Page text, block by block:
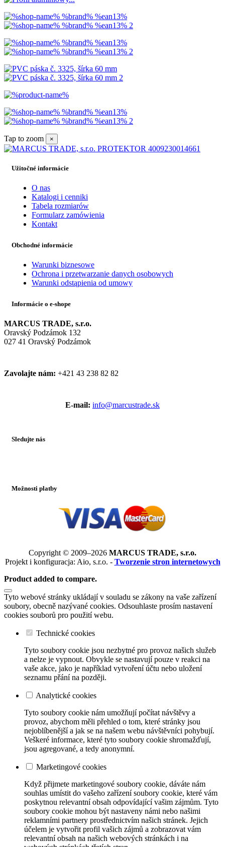
Tap to zoom ×
Užitočné informácie
O nas
Katalogi i cenniki
Tabela rozmiarów
Formularz zamówienia
Kontakt
Obchodné informácie
Warunki biznesowe
Ochrona i przetwarzanie danych osobowych
Warunki odstąpienia od umowy
Informácie o e-shope
MARCUS TRADE, s.r.o.
Oravský Podzámok 132
027 41 Oravský Podzámok
Zavolajte nám: +421 43 238 82 82
E-mail: info@marcustrade.sk
Sledujte nás
Možnosti platby
Copyright © 2009–2026 MARCUS TRADE, s.r.o.
Projekt i konfiguracja: Aio, s.r.o. - Tworzenie stron internetowych
Product added to compare.
Tyto webové stránky ukládají v souladu se zákony na vaše zařízení
soubory, obecně nazývané cookies. Odsouhlaste prosím nastavení
cookies souborů pro použití webu.
Technické cookies
Tyto soubory cookie jsou nezbytné pro provoz našich služeb
a nelze je vypnout. Obvykle se nastavují pouze v reakci na
vaše akce, jako je například vytvoření účtu nebo uložení
seznamu přání na později.
Analytické cookies
Tyto soubory cookie nám umožňují počítat návštěvy a
provoz, abychom měli přehled o tom, které stránky jsou
nejoblíbenější a jak se na našem webu návštěvníci pohybují.
Veškeré informace, které tyto soubory cookie shromažďují,
jsou agregované, a tedy anonymní.
Marketingové cookies
Když přijmete marketingové soubory cookie, dáváte nám
souhlas umístit do vašeho zařízení soubory cookie, které vám
poskytnou relevantní obsah odpovídající vašim zájmům. Tyto
soubory cookie mohou být nastaveny námi nebo našimi
reklamními partnery prostřednictvím našich stránek. Jejich
účelem je vytvořit profil vašich zájmů a zobrazovat vám
relevantní obsah na našich webových stránkách i na